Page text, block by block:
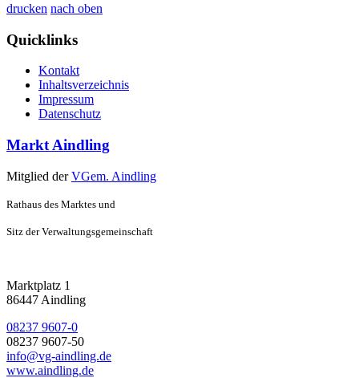
drucken nach oben
Quicklinks
Kontakt
Inhaltsverzeichnis
Impressum
Datenschutz
Markt Aindling
Mitglied derVGem. Aindling
Rathaus des Marktes und
Sitz der Verwaltungsgemeinschaft
Marktplatz 1
86447 Aindling
08237 9607-0
08237 9607-50
info@vg-aindling.de
www.aindling.de